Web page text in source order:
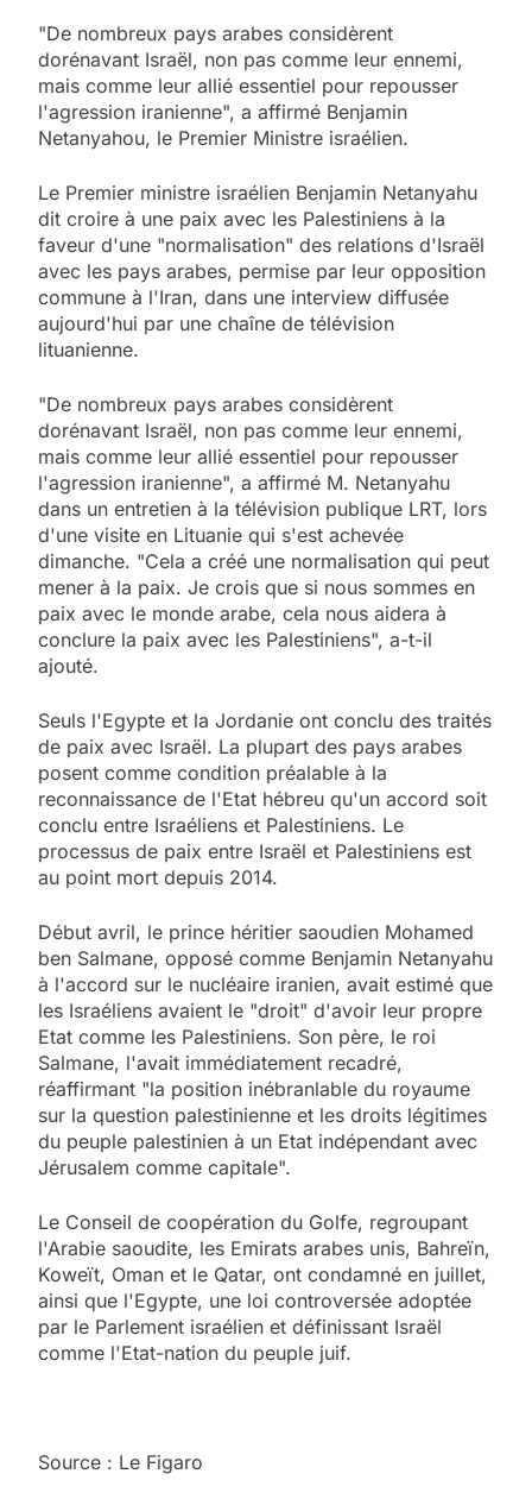
"De nombreux pays arabes considèrent
dorénavant Israël, non pas comme leur ennemi,
mais comme leur allié essentiel pour repousser
l'agression iranienne", a affirmé Benjamin
Netanyahou, le Premier Ministre israélien.
Le Premier ministre israélien Benjamin Netanyahu
dit croire à une paix avec les Palestiniens à la
faveur d'une "normalisation" des relations d'Israël
avec les pays arabes, permise par leur opposition
commune à l'Iran, dans une interview diffusée
aujourd'hui par une chaîne de télévision
lituanienne.
"De nombreux pays arabes considèrent
dorénavant Israël, non pas comme leur ennemi,
mais comme leur allié essentiel pour repousser
l'agression iranienne", a affirmé M. Netanyahu
dans un entretien à la télévision publique LRT, lors
d'une visite en Lituanie qui s'est achevée
dimanche. "Cela a créé une normalisation qui peut
mener à la paix. Je crois que si nous sommes en
paix avec le monde arabe, cela nous aidera à
conclure la paix avec les Palestiniens", a-t-il
ajouté.
Seuls l'Egypte et la Jordanie ont conclu des traités
de paix avec Israël. La plupart des pays arabes
posent comme condition préalable à la
reconnaissance de l'Etat hébreu qu'un accord soit
conclu entre Israéliens et Palestiniens. Le
processus de paix entre Israël et Palestiniens est
au point mort depuis 2014.
Début avril, le prince héritier saoudien Mohamed
ben Salmane, opposé comme Benjamin Netanyahu
à l'accord sur le nucléaire iranien, avait estimé que
les Israéliens avaient le "droit" d'avoir leur propre
Etat comme les Palestiniens. Son père, le roi
Salmane, l'avait immédiatement recadré,
réaffirmant "la position inébranlable du royaume
sur la question palestinienne et les droits légitimes
du peuple palestinien à un Etat indépendant avec
Jérusalem comme capitale".
Le Conseil de coopération du Golfe, regroupant
l'Arabie saoudite, les Emirats arabes unis, Bahreïn,
Koweït, Oman et le Qatar, ont condamné en juillet,
ainsi que l'Egypte, une loi controversée adoptée
par le Parlement israélien et définissant Israël
comme l'Etat-nation du peuple juif.
Source : Le Figaro